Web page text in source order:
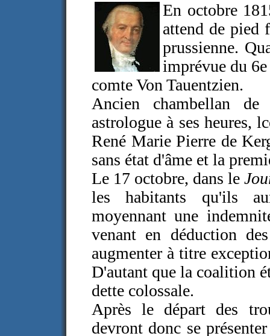
En octobre
attend de pied
prussienne.
imprévue du
comte Von Tauentzien.
Ancien chambellan
astrologue à ses heures,
René Marie Pierre de
sans état d'âme et la
Le 17 octobre, dans le
les habitants qu'ils
moyennant une
venant en déduction
augmenter à titre
D'autant que la coalition
dette colossale.
Après le départ des
devront donc se